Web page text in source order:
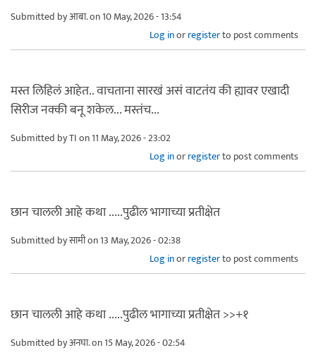
Submitted byआबा.on 10 May, 2026 - 13:54
Log inorregisterto post comments
मस्त लिहिलं आहेत.. वाचताना सारखं असं वाटतंय की ह्यावर एखादी
सिरीज नक्की बनू शकेल... मस्तंच...
Submitted byTIon 11 May, 2026 - 23:02
Log inorregisterto post comments
छान चालली आहे कथा .....पुढील भागाच्या प्रतीक्षेत
Submitted byसामीon 13 May, 2026 - 02:38
Log inorregisterto post comments
छान चालली आहे कथा .....पुढील भागाच्या प्रतीक्षेत >>+१
Submitted byअनघा.on 15 May, 2026 - 02:54